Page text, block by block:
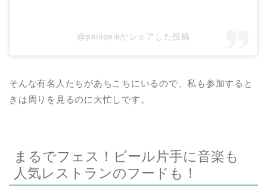
@peiiipeiiiがシェアした投稿
そんな有名人たちがあちこちにいるので、私も参加すると
きは周りを見るのに大忙しです。
まるでフェス！ビール片手に音楽も
人気レストランのフードも！